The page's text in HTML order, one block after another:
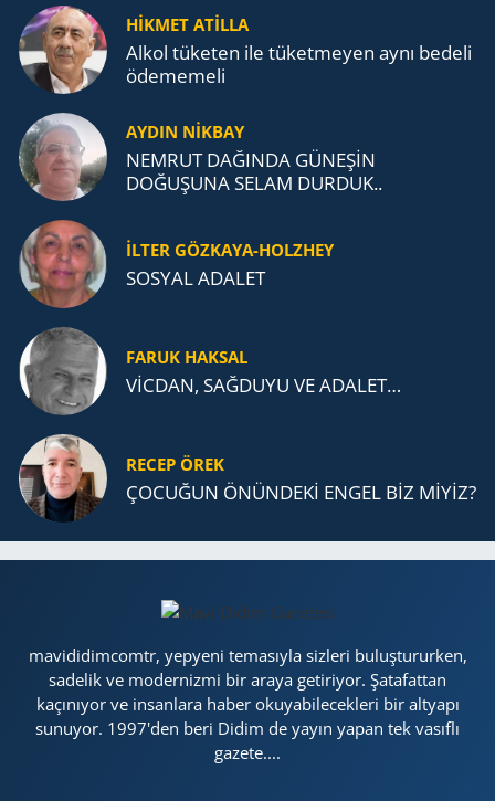
TEŞKİLATI’NA UZANAN MİRASI
HİKMET ATİLLA
Alkol tü­ke­ten ile tü­ket­me­yen aynı be­de­li
öde­me­me­li
AYDIN NİKBAY
NEMRUT DAĞINDA GÜNEŞİN
DOĞUŞUNA SELAM DURDUK..
İLTER GÖZKAYA-HOLZHEY
SOSYAL ADALET
FARUK HAKSAL
VİCDAN, SAĞ­DU­YU VE ADA­LET…
RECEP ÖREK
ÇOCUĞUN ÖNÜNDEKİ ENGEL BİZ MİYİZ?
mavididimcomtr, yepyeni temasıyla sizleri buluştururken,
sadelik ve modernizmi bir araya getiriyor. Şatafattan
kaçınıyor ve insanlara haber okuyabilecekleri bir altyapı
sunuyor. 1997'den beri Didim de yayın yapan tek vasıflı
gazete....